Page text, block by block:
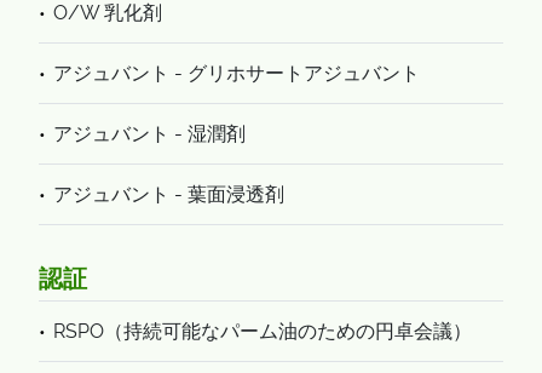
O/W 乳化剤
アジュバント - グリホサートアジュバント
アジュバント - 湿潤剤
アジュバント - 葉面浸透剤
認証
RSPO（持続可能なパーム油のための円卓会議）